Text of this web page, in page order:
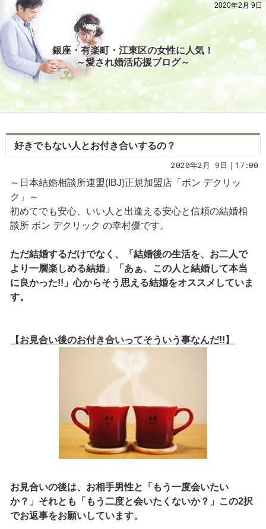
2020年2月 9日
銀座・有楽町・江東区の女性に人気！
～愛され婚活応援ブログ～
好きでもない人とお付き合いするの？
2020年2月 9日｜17:00
～日本結婚相談所連盟(IBJ)正規加盟店「ボン デクリッ
ク」～
初めてでも安心、いい人と出逢える安心と信頼の結婚相
談所 ボン デクリック の幸村優です。
ただ結婚するだけでなく、「結婚後の生活を、お二人で
より一層楽しめる結婚」「あぁ、この人と結婚して本当
に良かった!!」心からそう思える結婚をオススメしていま
す。
【お見合い後のお付き合いってそういう事なんだ!!】
お見合いの後は、お相手男性と
「もう一度会いたい
か？」それとも
「もう二度と会いたくないか？」この2択
でお返事をお願いしています。